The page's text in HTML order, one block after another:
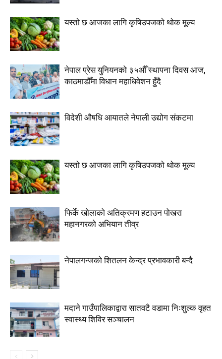
यस्तो छ आजका लागि कृषिउपजको थोक मूल्य
नेपाल प्रेस युनियनको ३५औँ स्थापना दिवस आज,
काठमाडौँमा विधान महाधिवेशन हुँदै
विदेशी औषधि आयातले नेपाली उद्योग संकटमा
यस्तो छ आजका लागि कृषिउपजको थोक मूल्य
फिर्के खोलाको अतिक्रमण हटाउन पोखरा
महानगरको अभियान तीव्र
नेपालगन्जको शितलन केन्द्र प्रभावकारी बन्दै
मदाने गाउँपालिकाद्वारा सातवटै वडामा निःशुल्क वृहत
स्वास्थ्य शिविर सञ्चालन